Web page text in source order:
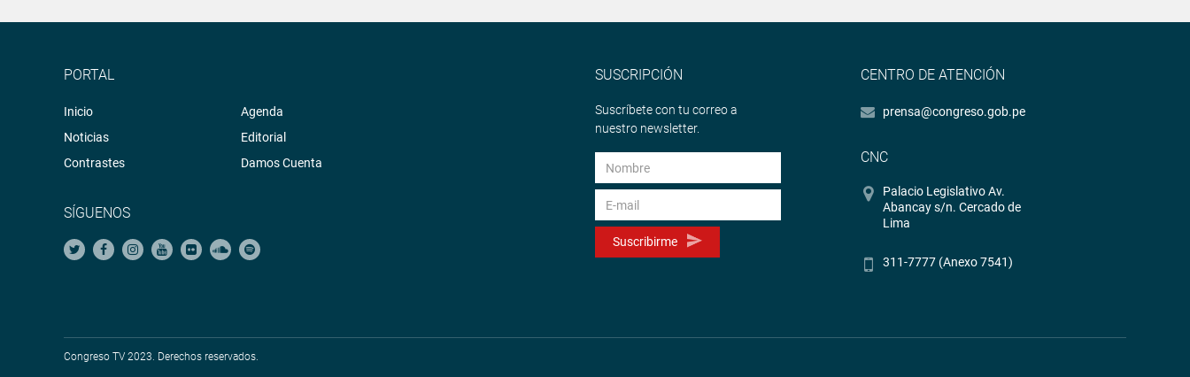
PORTAL
Inicio
Noticias
Contrastes
Agenda
Editorial
Damos Cuenta
SÍGUENOS
SUSCRIPCIÓN
Suscríbete con tu correo a
nuestro newsletter.
Suscribirme
CENTRO DE ATENCIÓN
prensa@congreso.gob.pe
CNC
Palacio Legislativo Av.
Abancay s/n. Cercado de
Lima
311-7777 (Anexo 7541)
Congreso TV 2023. Derechos reservados.